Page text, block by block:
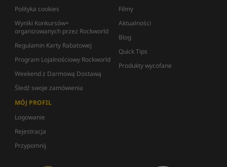
Polityka cookies
Wyniki Konkursów+
organizowanych przez Rockworld
Regulamin Karty Rabatowej
Program Lojalnościowy Rockworld
Weekend z Darmową Dostawą
Śledź swoje zamówienia
Filmy
Aktualności
Blog
Quick Tips
Produkty wycofane
MÓJ PROFIL
Logowanie
Rejestracja
Przypomnij